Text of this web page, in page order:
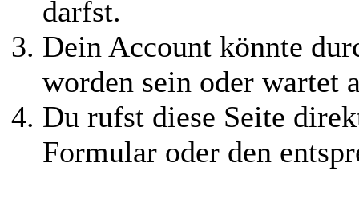
darfst.
Dein Account könnte
worden sein oder wartet
Du rufst diese Seite
Formular oder den